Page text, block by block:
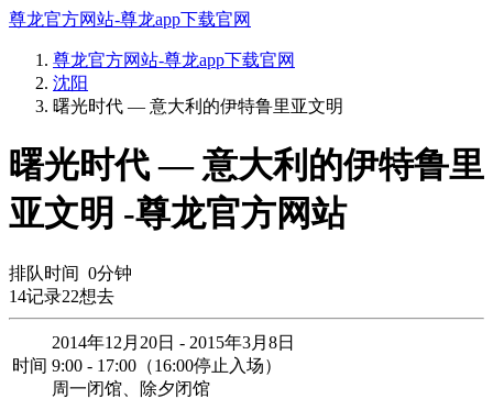
尊龙官方网站-尊龙app下载官网
尊龙官方网站-尊龙app下载官网
沈阳
曙光时代 — 意大利的伊特鲁里亚文明
曙光时代 — 意大利的伊特鲁里
亚文明 -尊龙官方网站
排队时间 0分钟
14记录22想去
时间
2014年12月20日 - 2015年3月8日
9:00 - 17:00（16:00停止入场）
周一闭馆、除夕闭馆